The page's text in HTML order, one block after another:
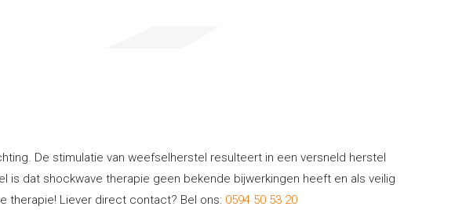
De stimulatie van weefselherstel resulteert in een versneld herstel
dat shockwave therapie geen bekende bijwerkingen heeft en als veilig
therapie! Liever direct contact? Bel ons: 0594 50 53 20